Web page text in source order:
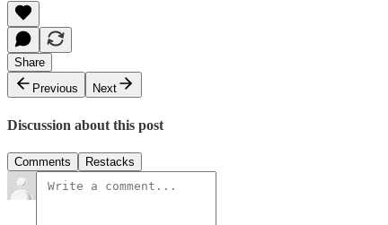
Share
Previous
Next
Discussion about this post
Comments Restacks